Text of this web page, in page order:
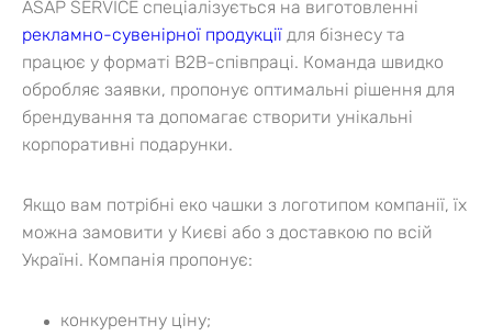
ASAP SERVICE спеціалізується на виготовленні
рекламно-сувенірної продукції для бізнесу та
працює у форматі B2B-співпраці. Команда швидко
обробляє заявки, пропонує оптимальні рішення для
брендування та допомагає створити унікальні
корпоративні подарунки.
Якщо вам потрібні еко чашки з логотипом компанії, їх
можна замовити у Києві або з доставкою по всій
Україні. Компанія пропонує:
конкурентну ціну;